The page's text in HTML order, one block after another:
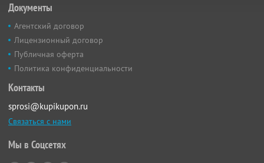
Документы
Агентский договор
Лицензионный договор
Публичная оферта
Политика конфиденциальности
Контакты
sprosi@kupikupon.ru
Связаться с нами
Мы в Соцсетях